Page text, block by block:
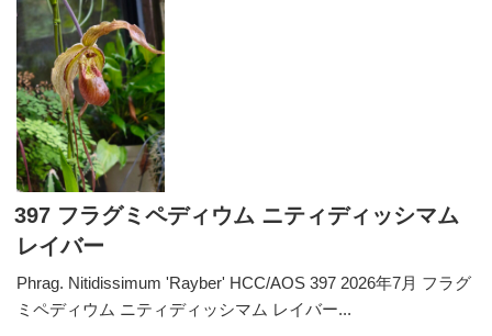
397 フラグミペディウム ニティディッシマム
レイバー
Phrag. Nitidissimum 'Rayber' HCC/AOS 397 2026年7月 フラグ
ミペディウム ニティディッシマム レイバー...